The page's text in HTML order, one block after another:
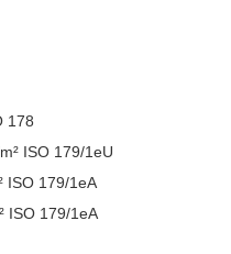
178
ISO 179/1eU
ISO 179/1eA
ISO 179/1eA